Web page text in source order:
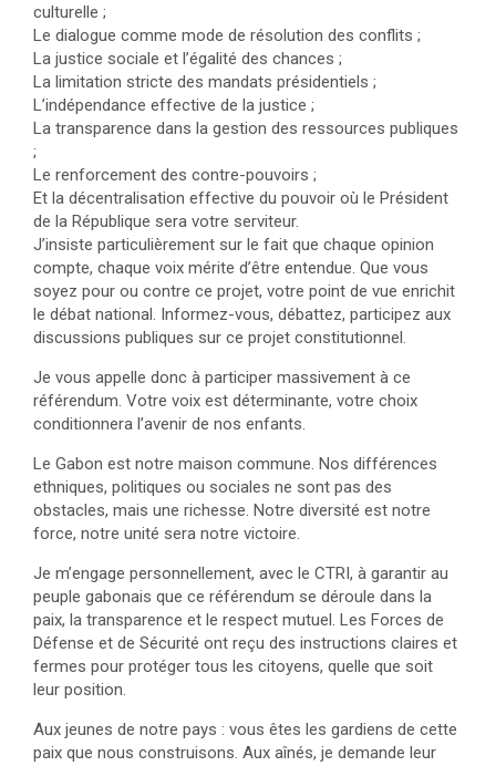
culturelle ;
Le dialogue comme mode de résolution des conflits ;
La justice sociale et l’égalité des chances ;
La limitation stricte des mandats présidentiels ;
L’indépendance effective de la justice ;
La transparence dans la gestion des ressources publiques
;
Le renforcement des contre-pouvoirs ;
Et la décentralisation effective du pouvoir où le Président
de la République sera votre serviteur.
J’insiste particulièrement sur le fait que chaque opinion
compte, chaque voix mérite d’être entendue. Que vous
soyez pour ou contre ce projet, votre point de vue enrichit
le débat national. Informez-vous, débattez, participez aux
discussions publiques sur ce projet constitutionnel.
Je vous appelle donc à participer massivement à ce
référendum. Votre voix est déterminante, votre choix
conditionnera l’avenir de nos enfants.
Le Gabon est notre maison commune. Nos différences
ethniques, politiques ou sociales ne sont pas des
obstacles, mais une richesse. Notre diversité est notre
force, notre unité sera notre victoire.
Je m’engage personnellement, avec le CTRI, à garantir au
peuple gabonais que ce référendum se déroule dans la
paix, la transparence et le respect mutuel. Les Forces de
Défense et de Sécurité ont reçu des instructions claires et
fermes pour protéger tous les citoyens, quelle que soit
leur position.
Aux jeunes de notre pays : vous êtes les gardiens de cette
paix que nous construisons. Aux aînés, je demande leur